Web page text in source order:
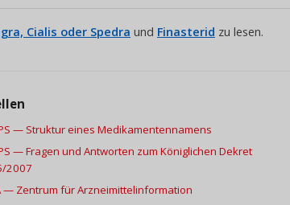
Cialis oder Spedra und Finasterid zu lesen.
— Struktur eines Medikamentennamens
— Fragen und Antworten zum Königlichen Dekret
2007
— Zentrum für Arzneimittelinformation